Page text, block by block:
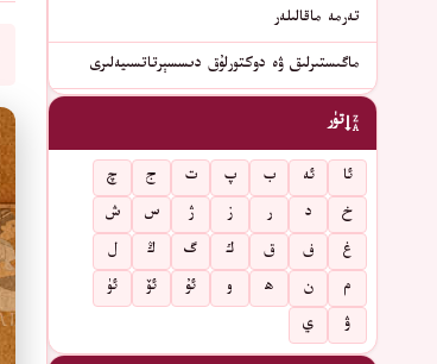
تەرمە ماقالىلەر
ماگىستىرلىق ۋە دوكتورلۇق دىسسېرتاتسىيەلىرى
تۈر
ئا ئە ب پ ت ج
چ
خ
د ر ز ژ س
ش
غ
ف ق ك گ ڭ
ل
م
ن ھ و ئۇ ئۆ
ئۈ
ۋ
ي